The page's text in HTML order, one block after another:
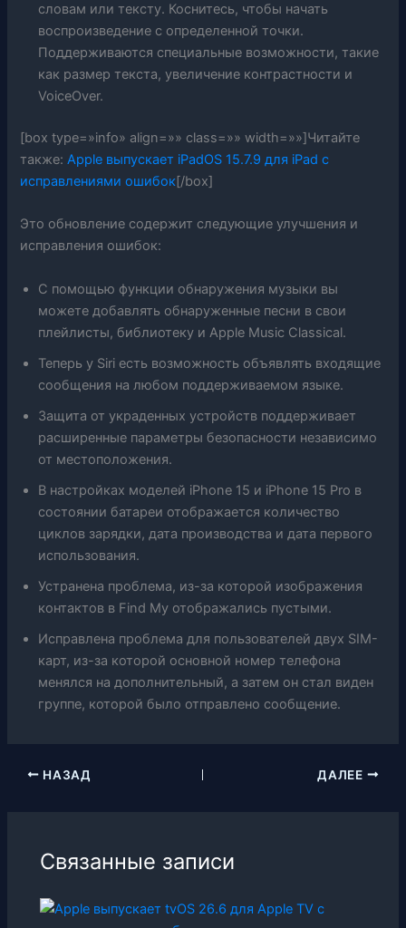
словам или тексту. Коснитесь, чтобы начать
воспроизведение с определенной точки.
Поддерживаются специальные возможности, такие
как размер текста, увеличение контрастности и
VoiceOver.
[box type=»info» align=»» class=»» width=»»]Читайте
также:Apple выпускает iPadOS 15.7.9 для iPad с
исправлениями ошибок[/box]
Это обновление содержит следующие улучшения и
исправления ошибок:
С помощью функции обнаружения музыки вы
можете добавлять обнаруженные песни в свои
плейлисты, библиотеку и Apple Music Classical.
Теперь у Siri есть возможность объявлять входящие
сообщения на любом поддерживаемом языке.
Защита от украденных устройств поддерживает
расширенные параметры безопасности независимо
от местоположения.
В настройках моделей iPhone 15 и iPhone 15 Pro в
состоянии батареи отображается количество
циклов зарядки, дата производства и дата первого
использования.
Устранена проблема, из-за которой изображения
контактов в Find My отображались пустыми.
Исправлена ​​проблема для пользователей двух SIM-
карт, из-за которой основной номер телефона
менялся на дополнительный, а затем он стал виден
группе, которой было отправлено сообщение.
НАЗАД ДАЛЕЕ
Связанные записи